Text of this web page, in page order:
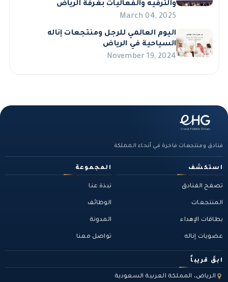
والترفيه والفعاليات بغرفة الرياض
March 04, 2025
اليوم العالمي للرجل ومنتجعات إناله
السياحية في الرياض
November 19, 2024
فنادق ومنتجعات فاخرة في أنحاء المملكة
استكشف
تصفح الفنادق
المنتجعات
بطاقات الإهداء
عضويات إناله
المجموعة
نبذة عنا
الوظائف
المدونة
تواصل معنا
ابقَ قريباً
الرياض، المملكة العربية السعودية